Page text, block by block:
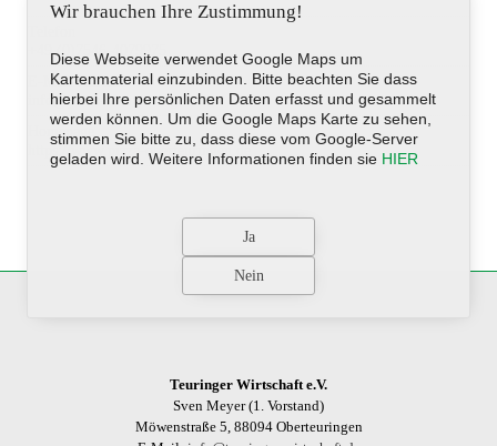
+49 (0)7546-4079975
E-Mail-Adresse
info@pizza-oberteuringen.de
Homepage
https://www.pizza-oberteuringen.de
Teuringer Wirtschaft e.V.
Sven Meyer (1. Vorstand)
Möwenstraße 5, 88094 Oberteuringen
Wir brauchen Ihre Zustimmung!
Diese Webseite verwendet Google Maps um
Kartenmaterial einzubinden. Bitte beachten Sie dass
hierbei Ihre persönlichen Daten erfasst und gesammelt
werden können. Um die Google Maps Karte zu sehen,
stimmen Sie bitte zu, dass diese vom Google-Server
geladen wird. Weitere Informationen finden sie HIER